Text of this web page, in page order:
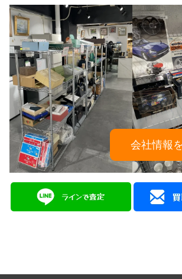
電話でのお問い合わせはこちらから
082-942-0389
会社情報